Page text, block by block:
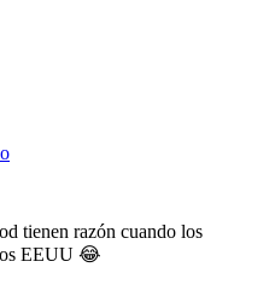
tienen razón cuando los
EEUU 😂